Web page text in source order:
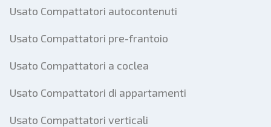
Usato Compattatori autocontenuti
Usato Compattatori pre-frantoio
Usato Compattatori a coclea
Usato Compattatori di appartamenti
Usato Compattatori verticali